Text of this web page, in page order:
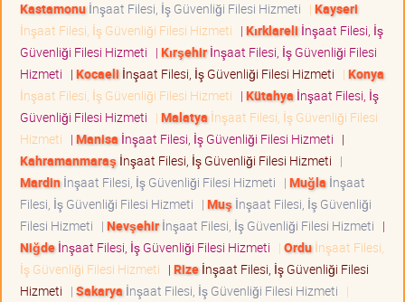
Kastamonuİnşaat Filesi, İş Güvenliği Filesi Hizmeti | Kayseri
İnşaat Filesi, İş Güvenliği Filesi Hizmeti | Kırklareli İnşaat Filesi, İş
Güvenliği Filesi Hizmeti | Kırşehirİnşaat Filesi, İş Güvenliği Filesi
Hizmeti | Kocaeli İnşaat Filesi, İş Güvenliği Filesi Hizmeti | Konya
İnşaat Filesi, İş Güvenliği Filesi Hizmeti | Kütahya İnşaat Filesi, İş
Güvenliği Filesi Hizmeti | Malatya İnşaat Filesi, İş Güvenliği Filesi
Hizmeti | Manisa İnşaat Filesi, İş Güvenliği Filesi Hizmeti |
Kahramanmaraş İnşaat Filesi, İş Güvenliği Filesi Hizmeti |
Mardinİnşaat Filesi, İş Güvenliği Filesi Hizmeti | Muğla İnşaat
Filesi, İş Güvenliği Filesi Hizmeti | Muş İnşaat Filesi, İş Güvenliği
Filesi Hizmeti | Nevşehirİnşaat Filesi, İş Güvenliği Filesi Hizmeti |
Niğdeİnşaat Filesi, İş Güvenliği Filesi Hizmeti | Orduİnşaat Filesi,
İş Güvenliği Filesi Hizmeti | Rizeİnşaat Filesi, İş Güvenliği Filesi
Hizmeti | Sakarya İnşaat Filesi, İş Güvenliği Filesi Hizmeti |